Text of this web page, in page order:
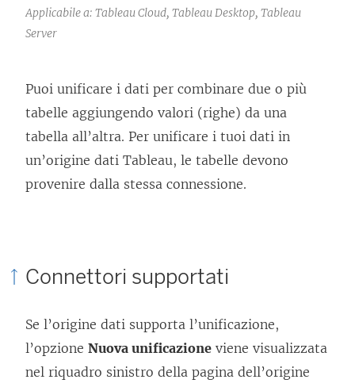
Applicabile a: Tableau Cloud, Tableau Desktop, Tableau
Server
Puoi unificare i dati per combinare due o più
tabelle aggiungendo valori (righe) da una
tabella all’altra. Per unificare i tuoi dati in
un’origine dati Tableau, le tabelle devono
provenire dalla stessa connessione.
Connettori supportati
Se l’origine dati supporta l’unificazione,
l’opzione Nuova unificazione viene visualizzata
nel riquadro sinistro della pagina dell’origine